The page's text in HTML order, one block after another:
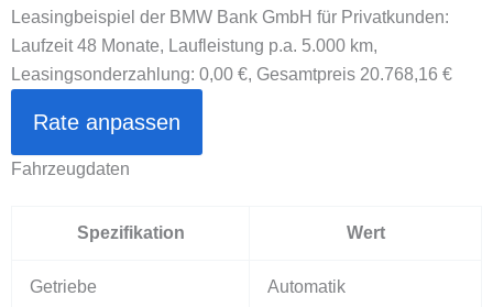
Leasingbeispiel der BMW Bank GmbH für Privatkunden:
Laufzeit 48 Monate, Laufleistung p.a. 5.000 km,
Leasingsonderzahlung: 0,00 €, Gesamtpreis 20.768,16 €
Rate anpassen
Fahrzeugdaten
Spezifikation Wert
Getriebe Automatik